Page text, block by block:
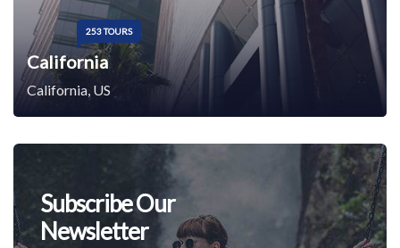
253 TOURS
California
California, US
Subscribe Our
Newsletter